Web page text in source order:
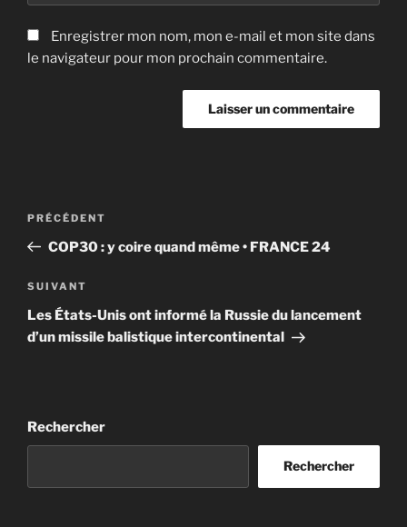
Enregistrer mon nom, mon e-mail et mon site dans
le navigateur pour mon prochain commentaire.
Navigation
l’article
Article
précédent
PRÉCÉDENT
COP30 : y coire quand même • FRANCE 24
Article
suivant
SUIVANT
Les États-Unis ont informé la Russie du lancement
d’un missile balistique intercontinental
Rechercher
Rechercher